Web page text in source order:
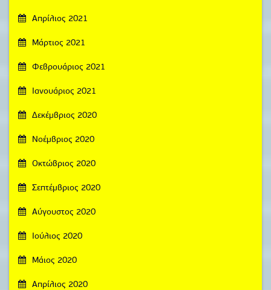
Απρίλιος 2021
Μάρτιος 2021
Φεβρουάριος 2021
Ιανουάριος 2021
Δεκέμβριος 2020
Νοέμβριος 2020
Οκτώβριος 2020
Σεπτέμβριος 2020
Αύγουστος 2020
Ιούλιος 2020
Μάιος 2020
Απρίλιος 2020